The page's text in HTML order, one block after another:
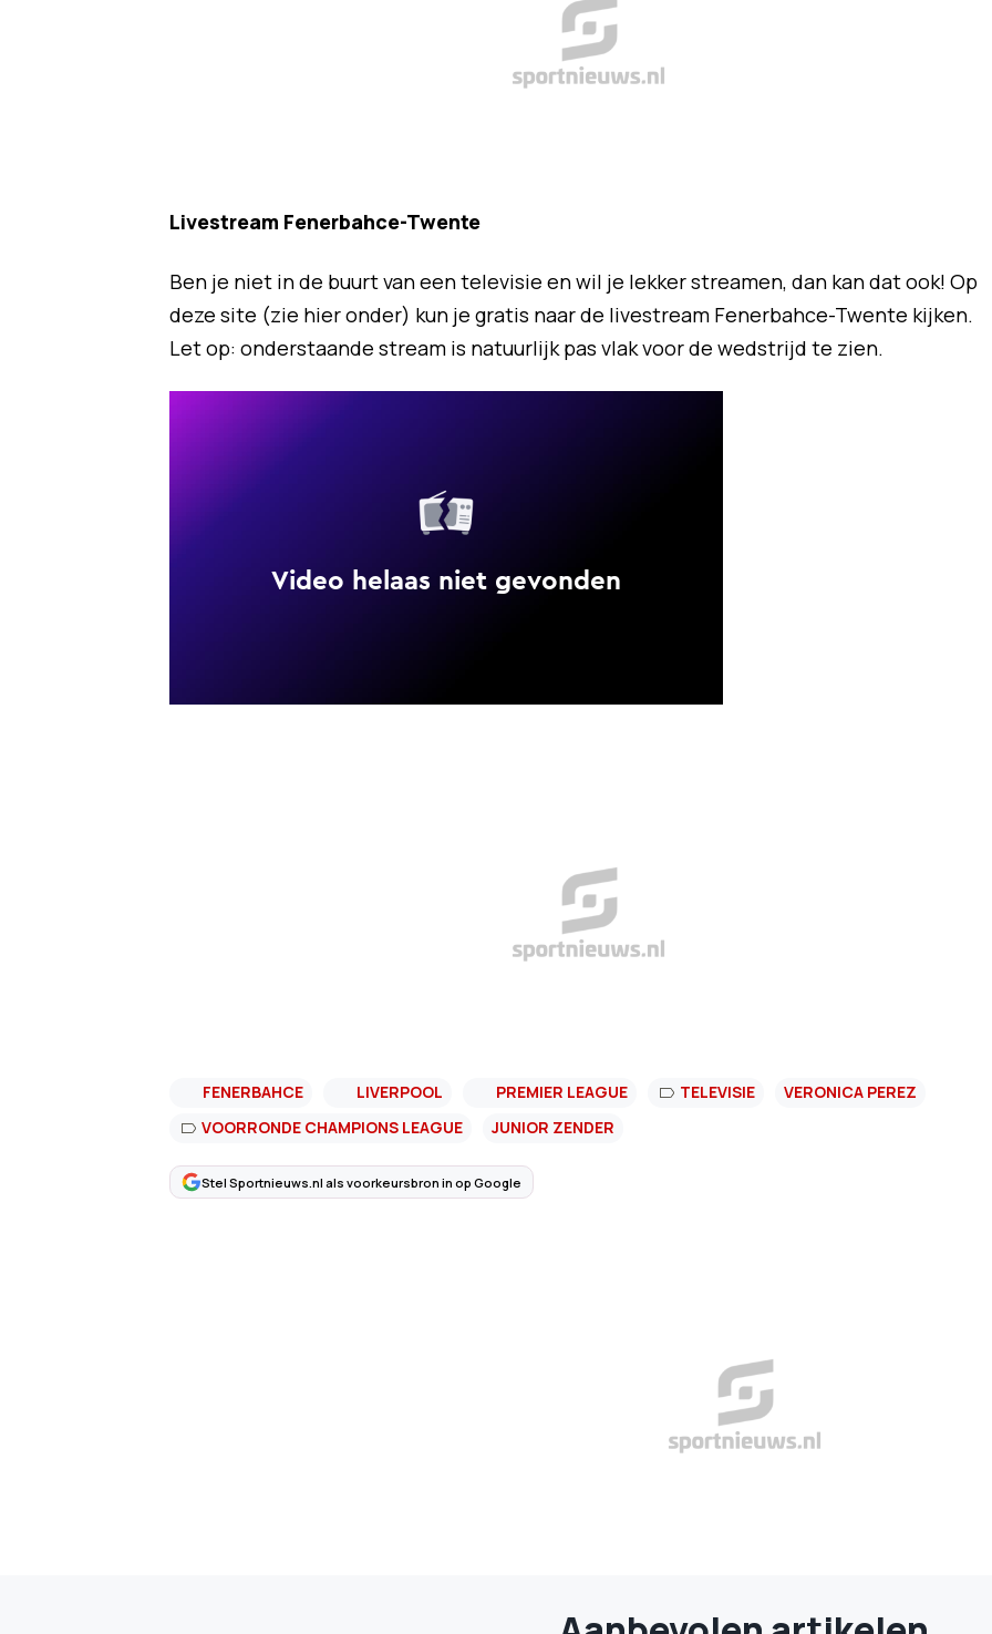
Livestream Fenerbahce-Twente
Ben je niet in de buurt van een televisie en wil je lekker streamen, dan kan dat ook! Op
deze site (zie hier onder) kun je gratis naar de livestream Fenerbahce-Twente kijken.
Let op: onderstaande stream is natuurlijk pas vlak voor de wedstrijd te zien.
FENERBAHCE LIVERPOOL PREMIER LEAGUE TELEVISIE
VERONICA PEREZ
VOORRONDE CHAMPIONS LEAGUE
JUNIOR ZENDER
Stel Sportnieuws.nl als voorkeursbron in op Google